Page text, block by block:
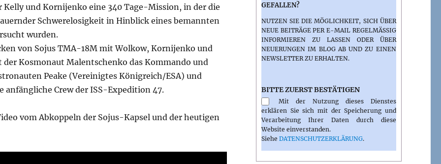
Kelly und Kornijenko eine 340 Tage-Mission, in der die
Schwerelosigkeit in Hinblick eines bemannten
wurden.
von Sojus TMA-18M mit Wolkow, Kornijenko und
Kosmonaut Malentschenko das Kommando und
Peake (Vereinigtes Königreich/ESA) und
anfängliche Crew der ISS-Expedition 47.
vom Abkoppeln der Sojus-Kapsel und der heutigen
GEFALLEN?
NUTZEN SIE DIE MÖGLICHKEIT, SICH ÜBER
NEUE BEITRÄGE PER E-MAIL REGELMÄSSIG I
NFORMIEREN ZU LASSEN ODER ÜBER N
EUERUNGEN IM BLOG AB UND ZU EINEN N
EWSLETTER ZU ERHALTEN.
BITTE ZUERST BESTÄTIGEN
Mit der Nutzung dieses Dienstes
erklären Sie sich mit der Speicherung und
Verarbeitung Ihrer Daten durch diese
Website einverstanden.
Siehe DATENSCHUTZERKLÄRUNG.